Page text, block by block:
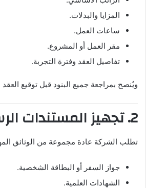
المزايا والبدلات.
ساعات العمل.
مقر العمل أو المشروع.
تفاصيل العقد وفترة التجربة.
ويُنصح بمراجعة جميع البنود قبل توقيع العقد
2. تجهيز المستندات الرسمية
تطلب الشركة عادة مجموعة من الوثائق
جواز السفر أو البطاقة الشخصية.
الشهادات العلمية.